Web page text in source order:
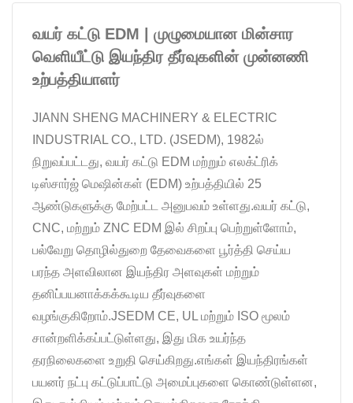
வயர் கட்டு EDM | முழுமையான மின்சார
வெளியீட்டு இயந்திர தீர்வுகளின் முன்னணி
உற்பத்தியாளர்
JIANN SHENG MACHINERY & ELECTRIC
INDUSTRIAL CO., LTD. (JSEDM), 1982ல்
நிறுவப்பட்டது, வயர் கட்டு EDM மற்றும் எலக்ட்ரிக்
டிஸ்சார்ஜ் மெஷின்கள் (EDM) உற்பத்தியில் 25
ஆண்டுகளுக்கு மேற்பட்ட அனுபவம் உள்ளது.வயர் கட்டு,
CNC, மற்றும் ZNC EDM இல் சிறப்பு பெற்றுள்ளோம்,
பல்வேறு தொழில்துறை தேவைகளை பூர்த்தி செய்ய
பரந்த அளவிலான இயந்திர அளவுகள் மற்றும்
தனிப்பயனாக்கக்கூடிய தீர்வுகளை
வழங்குகிறோம்.JSEDM CE, UL மற்றும் ISO மூலம்
சான்றளிக்கப்பட்டுள்ளது, இது மிக உயர்ந்த
தரநிலைகளை உறுதி செய்கிறது.எங்கள் இயந்திரங்கள்
பயனர் நட்பு கட்டுப்பாட்டு அமைப்புகளை கொண்டுள்ளன,